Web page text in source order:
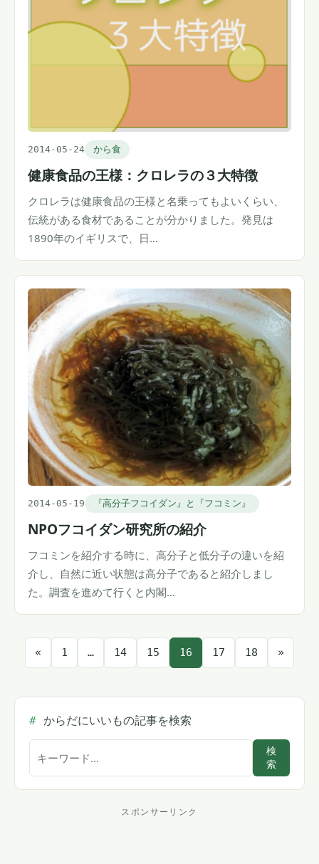
2014-05-24 から食
健康食品の王様：クロレラの３大特徴
クロレラは健康食品の王様と名乗ってもよいくらい、
伝統がある食材であることが分かりました。発見は
1890年のイギリスで、日…
2014-05-19 『高分子フコイダン』と『フコミン』
NPOフコイダン研究所の紹介
フコミンを紹介する時に、高分子と低分子の違いを紹
介し、自然に近い状態は高分子であると紹介しまし
た。調査を進めて行くと内閣…
投
の
ペ
ー
« 1 … 14 15 16 17 18 »
からだにいいもの記事を検索
ト
検
索
スポンサーリンク